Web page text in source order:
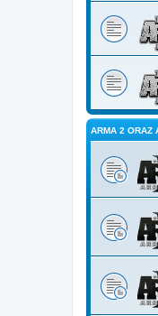
ARMA 2 ORAZ